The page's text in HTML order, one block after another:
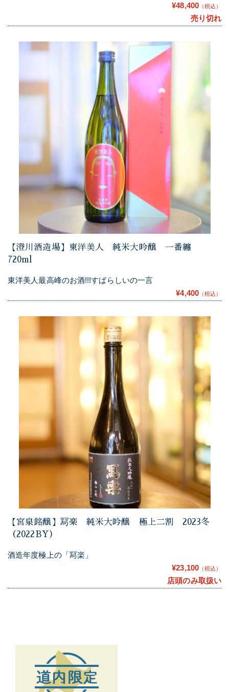
¥48,400 （税込）
売り切れ
【澄川酒造場】東洋美人 純米大吟醸 一番纏
720ml
東洋美人最高峰のお酒!!!すばらしいの一言
¥4,400 （税込）
【宮泉銘醸】冩楽 純米大吟醸 極上二割 2023冬
（2022BY）
酒造年度極上の「冩楽」
¥23,100 （税込）
店頭のみ取扱い